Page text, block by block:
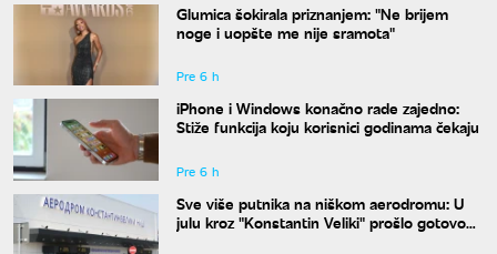
Glumica šokirala priznanjem: "Ne brijem
noge i uopšte me nije sramota"
Pre 6 h
iPhone i Windows konačno rade zajedno:
Stiže funkcija koju korisnici godinama čekaju
Pre 6 h
Sve više putnika na niškom aerodromu: U
julu kroz "Konstantin Veliki" prošlo gotovo